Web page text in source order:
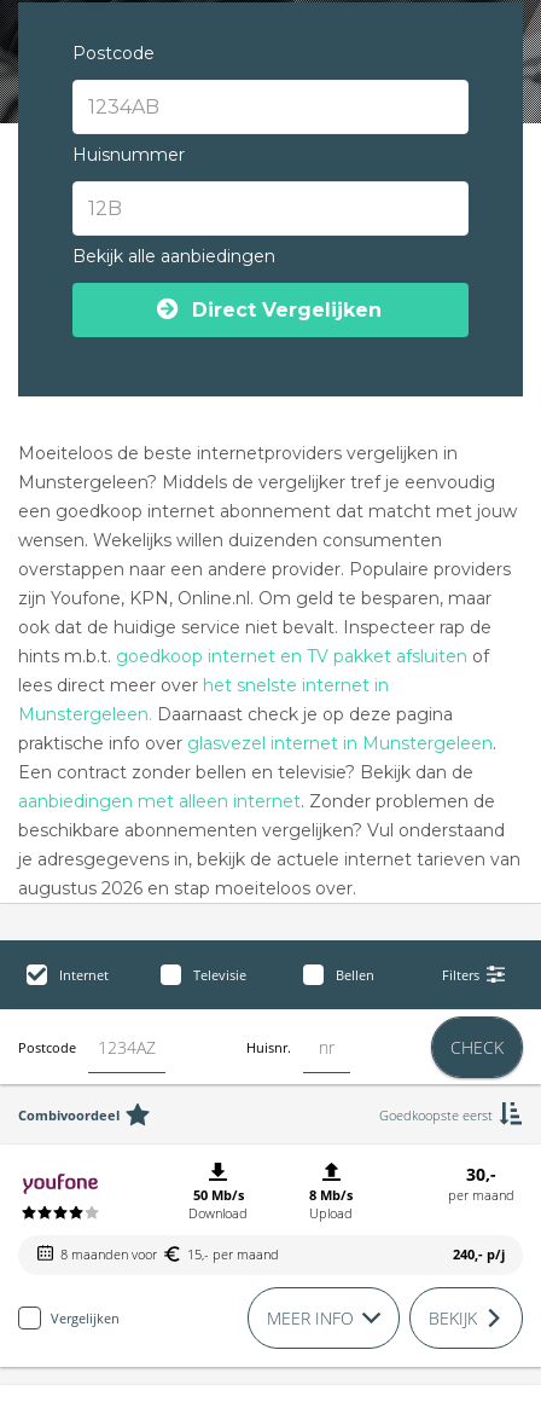
Postcode
Huisnummer
Bekijk alle aanbiedingen
Direct Vergelijken
Moeiteloos de beste internetproviders vergelijken in
Munstergeleen? Middels de vergelijker tref je eenvoudig
een goedkoop internet abonnement dat matcht met jouw
wensen. Wekelijks willen duizenden consumenten
overstappen naar een andere provider. Populaire providers
zijn Youfone, KPN, Online.nl. Om geld te besparen, maar
ook dat de huidige service niet bevalt. Inspecteer rap de
hints m.b.t. goedkoop internet en TV pakket afsluiten of
lees direct meer over het snelste internet in
Munstergeleen. Daarnaast check je op deze pagina
praktische info over glasvezel internet in Munstergeleen.
Een contract zonder bellen en televisie? Bekijk dan de
aanbiedingen met alleen internet. Zonder problemen de
beschikbare abonnementen vergelijken? Vul onderstaand
je adresgegevens in, bekijk de actuele internet tarieven van
augustus 2026 en stap moeiteloos over.
Internet Televisie Bellen Filters
Postcode Huisnr. CHECK
Combivoordeel Goedkoopste eerst
50 Mb/s
Download
8 Mb/s
Upload
30,-
per maand
8 maanden voor 15,- per maand 240,- p/j
Vergelijken MEER INFO BEKIJK